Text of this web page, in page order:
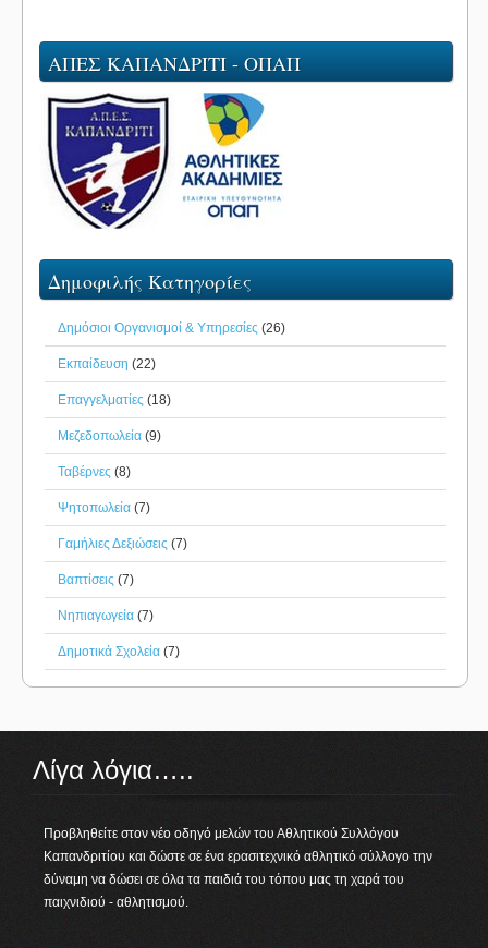
ΑΠΕΣ ΚΑΠΑΝΔΡΙΤΙ - ΟΠΑΠ
Δημοφιλής Κατηγορίες
Δημόσιοι Οργανισμοί & Υπηρεσίες (26)
Εκπαίδευση (22)
Επαγγελματίες (18)
Μεζεδοπωλεία (9)
Ταβέρνες (8)
Ψητοπωλεία (7)
Γαμήλιες Δεξιώσεις (7)
Βαπτίσεις (7)
Νηπιαγωγεία (7)
Δημοτικά Σχολεία (7)
Λίγα λόγια…..
Προβληθείτε στον νέο οδηγό μελών του Αθλητικού Συλλόγου
Καπανδριτίου και δώστε σε ένα ερασιτεχνικό αθλητικό σύλλογο την
δύναμη να δώσει σε όλα τα παιδιά του τόπου μας τη χαρά του
παιχνιδιού - αθλητισμού.